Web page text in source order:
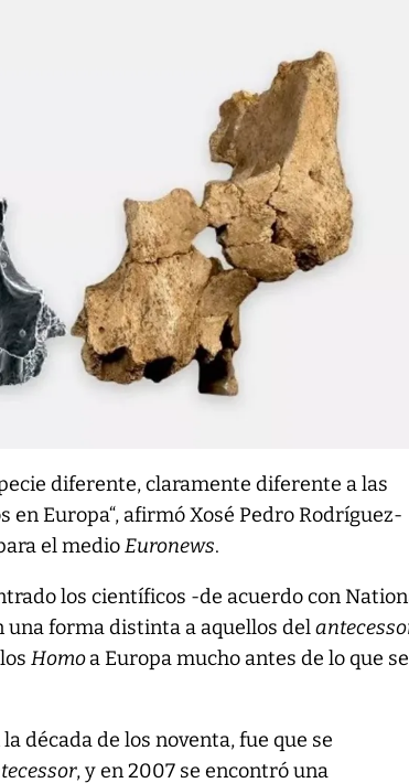
diferente, claramente diferente a las
en Europa“, afirmó Xosé Pedro Rodríguez-
el medioEuronews.
los científicos -de acuerdo con
una forma distinta a aquellos del
losHomoa Europa mucho antes de lo que se
década de los noventa, fue que se
, y en 2007 se encontró una